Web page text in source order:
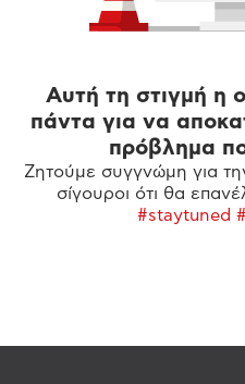
Αυτή τη στιγμή η
πάντα για να
πρόβλημα
Ζητούμε συγγνώμη για
σίγουροι ότι θα
#staytuned